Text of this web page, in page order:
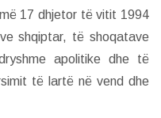
17 dhjetor të vitit 1994
shqiptar, të shoqatave
apolitike dhe të
të lartë në vend dhe